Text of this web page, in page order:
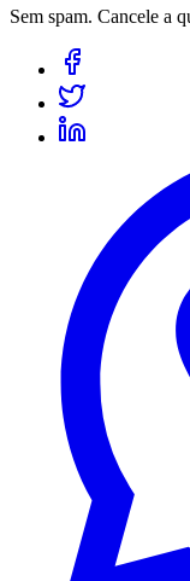
Sem spam. Cancele a